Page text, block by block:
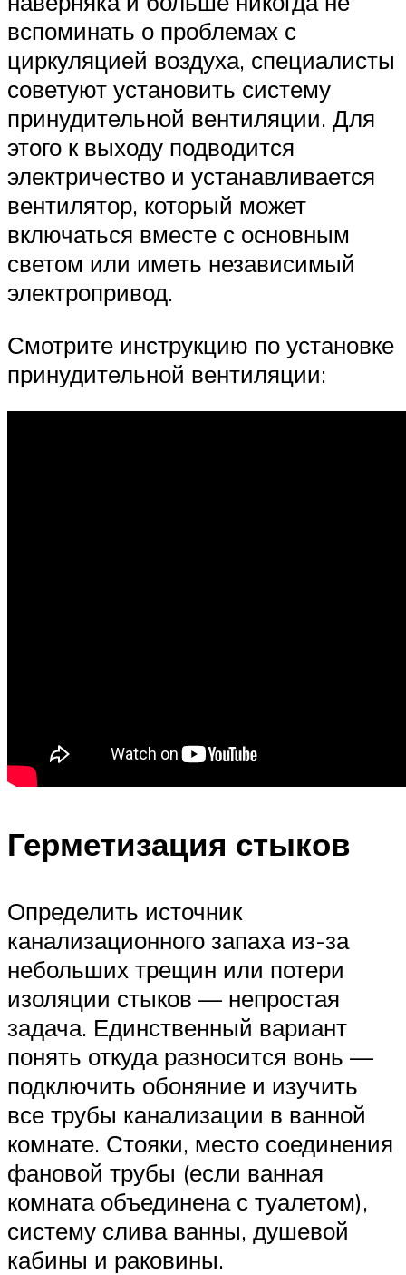
вспоминать о проблемах с
циркуляцией воздуха, специалисты
советуют установить систему
принудительной вентиляции. Для
этого к выходу подводится
электричество и устанавливается
вентилятор, который может
включаться вместе с основным
светом или иметь независимый
электропривод.
Смотрите инструкцию по установке
принудительной вентиляции:
Герметизация стыков
Определить источник
канализационного запаха из-за
небольших трещин или потери
изоляции стыков — непростая
задача. Единственный вариант
понять откуда разносится вонь —
подключить обоняние и изучить
все трубы канализации в ванной
комнате. Стояки, место соединения
фановой трубы (если ванная
комната объединена с туалетом),
систему слива ванны, душевой
кабины и раковины.